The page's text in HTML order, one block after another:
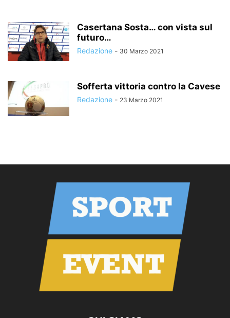
Casertana Sosta… con vista sul
futuro…
Redazione - 30 Marzo 2021
Sofferta vittoria contro la Cavese
Redazione - 23 Marzo 2021